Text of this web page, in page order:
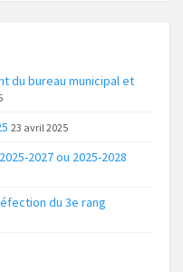
du bureau municipal et
23 avril 2025
2027 ou 2025-2028
du 3e rang